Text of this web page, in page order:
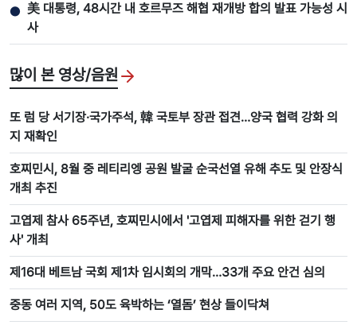
● 美 대통령, 48시간 내 호르무즈 해협 재개방 합의 발표 가능성 시
사
많이 본 영상/음원
또 럼 당 서기장·국가주석, 韓 국토부 장관 접견…양국 협력 강화 의
지 재확인
호찌민시, 8월 중 레티리엥 공원 발굴 순국선열 유해 추도 및 안장식
개최 추진
고엽제 참사 65주년, 호찌민시에서 '고엽제 피해자를 위한 걷기 행
사' 개최
제16대 베트남 국회 제1차 임시회의 개막…33개 주요 안건 심의
중동 여러 지역, 50도 육박하는 ‘열돔’ 현상 들이닥쳐